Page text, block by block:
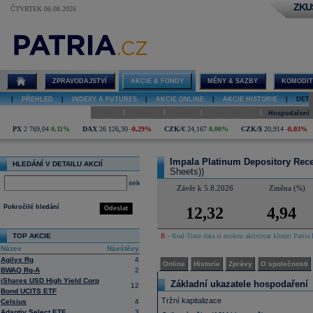
ČTVRTEK 06.08.2026
Receipt online
ZPRAVODAJSTVÍ AKCIE & FONDY MĚNY & SAZBY
PŘEHLED INDEXY A FUTURES AKCIE ONLINE AKCIE HISTORIE
Hospodaření
PX 2 769,04 0,11% DAX 26 126,30 -0,29% CZK/€ 24,167 0,00% CZK/$ 20,914 -0,03%
HLEDÁNÍ V DETAILU AKCIÍ
select
Odeslat
Pokročilé hledání
TOP AKCIE
Název
Návštěvy
Agilyx Rg
4
BWAQ Rg-A
2
iShares USD High Yield Corp
Bond UCITS ETF
12
Celsius
4
Impala Platinum Depository
Sheets))
Závěr k 5.8.2026 Změna (%)
12,32 4,94
R - Real-Time data si mohou aktivovat klienti
Online Historie Zprávy O společnosti
Základní ukazatele hospodaření
Tržní kapitalizace